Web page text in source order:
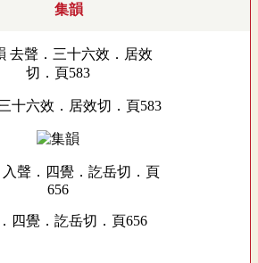
集韻
十六效．居效切．頁583
四覺．訖岳切．頁656